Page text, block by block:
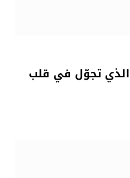
الذي تجوّل في قلب